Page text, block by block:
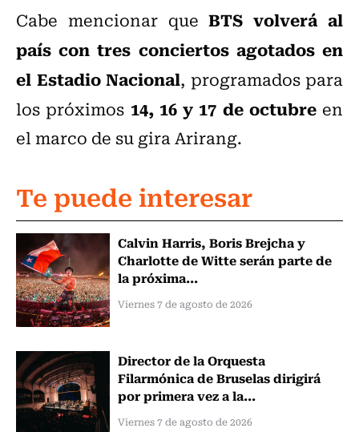
Cabe mencionar queBTS volverá al
país con tres conciertos agotados en
el Estadio Nacional, programados para
los próximos 14, 16 y 17 de octubreen
el marco de su gira Arirang.
Te puede interesar
Calvin Harris, Boris Brejcha y
Charlotte de Witte serán parte de
la próxima...
Viernes 7 de agosto de 2026
Director de la Orquesta
Filarmónica de Bruselas dirigirá
por primera vez a la...
Viernes 7 de agosto de 2026